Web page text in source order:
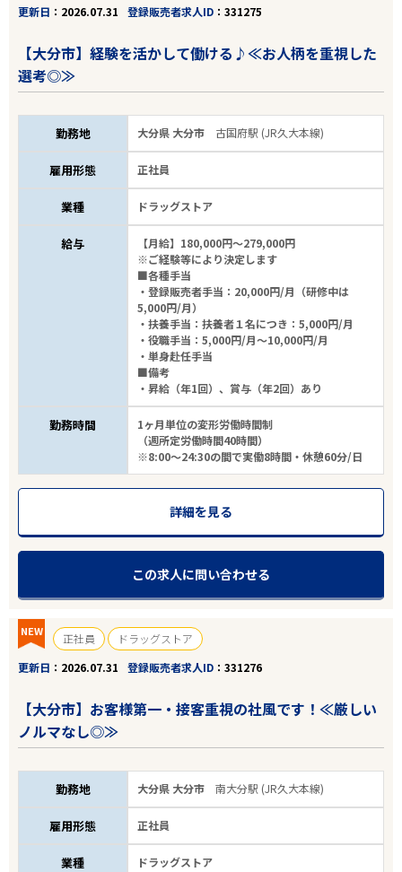
更新日
2026.07.31 登録販売者求人ID 331275
【大分市】経験を活かして働ける♪≪お人柄を重視した
選考◎≫
勤務地 大分県 大分市 古国府駅 (JR久大本線)
雇用形態 正社員
業種 ドラッグストア
給与
【月給】180,000円～279,000円
※ご経験等により決定します
■各種手当
・登録販売者手当：20,000円/月（研修中は
5,000円/月）
・扶養手当：扶養者１名につき：5,000円/月
・役職手当：5,000円/月～10,000円/月
・単身赴任手当
■備考
・昇給（年1回）、賞与（年2回）あり
勤務時間
1ヶ月単位の変形労働時間制
（週所定労働時間40時間）
※8:00～24:30の間で実働8時間・休憩60分/日
詳細を見る
この求人に問い合わせる
NEW 正社員
ドラッグストア
更新日
2026.07.31 登録販売者求人ID 331276
【大分市】お客様第一・接客重視の社風です！≪厳しい
ノルマなし◎≫
勤務地 大分県 大分市南大分駅 (JR久大本線)
雇用形態 正社員
業種 ドラッグストア